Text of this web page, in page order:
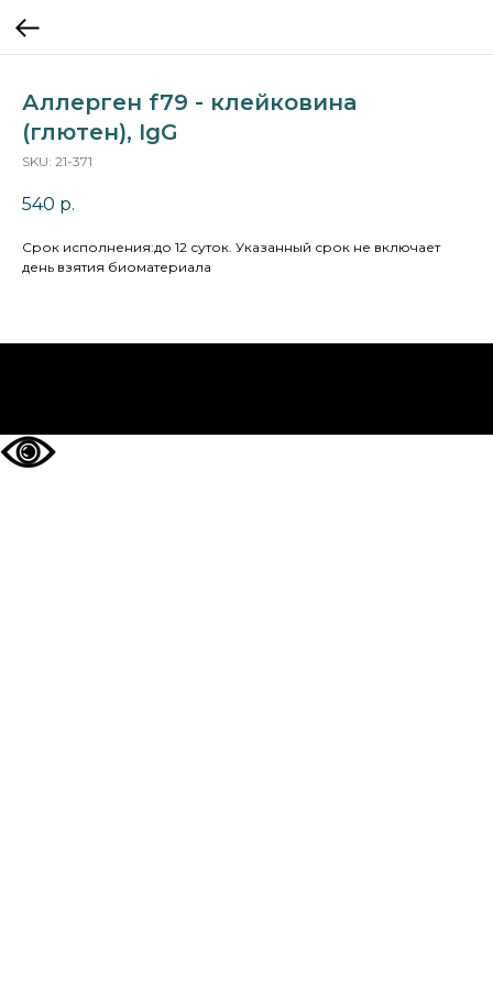
Аллерген f79 - клейковина
(глютен), IgG
SKU: 21-371
540 р.
Cрок исполнения:до 12 суток. Указанный срок не включает
день взятия биоматериала